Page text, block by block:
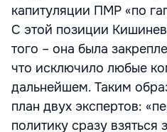
капитуляции ПМР «по
С этой позиции Кишинев
того – она была
что исключило любые
дальнейшем. Таким
план двух экспертов:
политику сразу взяться